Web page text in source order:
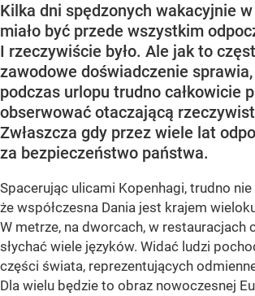
Kilka dni spędzonych wakacyjnie
miało być przede wszystkim
I rzeczywiście było. Ale jak to
zawodowe doświadczenie
podczas urlopu trudno całkowicie
obserwować otaczającą
Zwłaszcza gdy przez wiele lat
za bezpieczeństwo państwa.
Spacerując ulicami Kopenhagi, trudno nie
że współczesna Dania jest krajem
W metrze, na dworcach, w restauracjach
słychać wiele języków. Widać ludzi
części świata, reprezentujących
Dla wielu będzie to obraz nowoczesnej